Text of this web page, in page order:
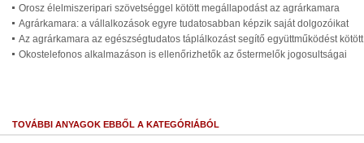
Orosz élelmiszeripari szövetséggel kötött megállapodást az agrárkamara
Agrárkamara: a vállalkozások egyre tudatosabban képzik saját dolgozóikat
Az agrárkamara az egészségtudatos táplálkozást segítő együttműködést kötött
Okostelefonos alkalmazáson is ellenőrizhetők az őstermelők jogosultságai
TOVÁBBI ANYAGOK EBBŐL A KATEGÓRIÁBÓL